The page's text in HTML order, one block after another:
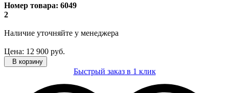
Номер товара: 6049
2
Наличие уточняйте у менеджера
Цена: 12 900 руб.
В корзину
Быстрый заказ в 1 клик